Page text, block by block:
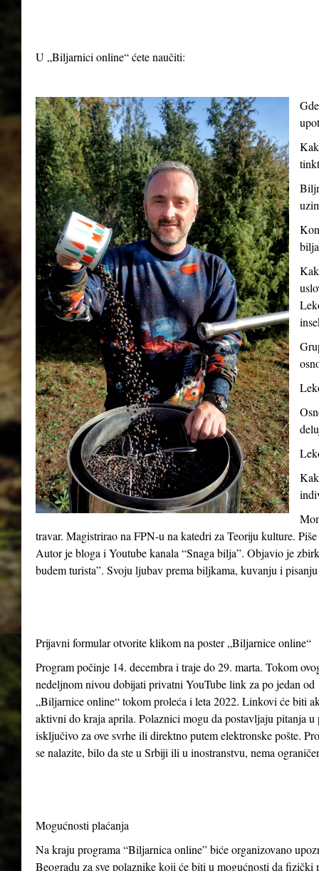
U „Biljarnici online“ ćete naučiti:
travar. Magistrirao na FPN-u na katedri za Teoriju kulture.
Autor je bloga i Youtube kanala “Snaga bilja”. Objavio je
budem turista”. Svoju ljubav prema biljkama, kuvanju i
Prijavni formular otvorite klikom na poster „Biljarnice online“
Program počinje 14. decembra i traje do 29. marta. Tokom
nedeljnom nivou dobijati privatni YouTube link za po jedan
„Biljarnice online“ tokom proleća i leta 2022. Linkovi će biti
aktivni do kraja aprila. Polaznici mogu da postavljaju pitanja
isključivo za ove svrhe ili direktno putem elektronske pošte.
se nalazite, bilo da ste u Srbiji ili u inostranstvu, nema
Mogućnosti plaćanja
Na kraju programa “Biljarnica online” biće organizovano
Beogradu za sve polaznike koji će biti u mogućnosti da